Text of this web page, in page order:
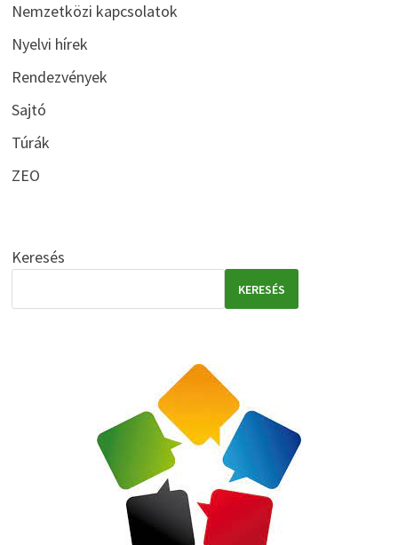
Nemzetközi kapcsolatok
Nyelvi hírek
Rendezvények
Sajtó
Túrák
ZEO
Keresés
KERESÉS